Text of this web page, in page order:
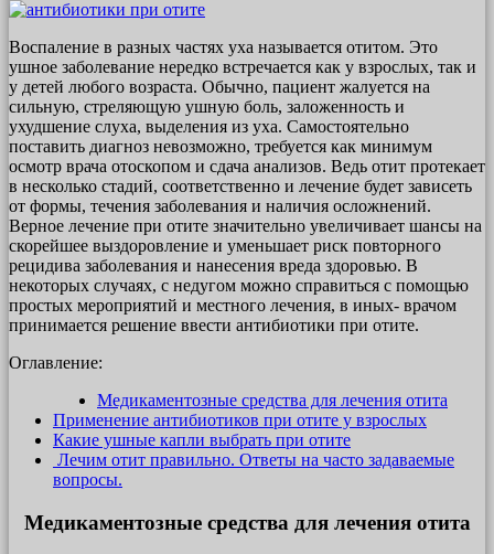
Воспаление в разных частях уха называется отитом. Это
ушное заболевание нередко встречается как у взрослых, так и
у детей любого возраста. Обычно, пациент жалуется на
сильную, стреляющую ушную боль, заложенность и
ухудшение слуха, выделения из уха. Самостоятельно
поставить диагноз невозможно, требуется как минимум
осмотр врача отоскопом и сдача анализов. Ведь отит протекает
в несколько стадий, соответственно и лечение будет зависеть
от формы, течения заболевания и наличия осложнений.
Верное лечение при отите значительно увеличивает шансы на
скорейшее выздоровление и уменьшает риск повторного
рецидива заболевания и нанесения вреда здоровью. В
некоторых случаях, с недугом можно справиться с помощью
простых мероприятий и местного лечения, в иных- врачом
принимается решение ввести антибиотики при отите.
Оглавление:
Медикаментозные средства для лечения отита
Применение антибиотиков при отите у взрослых
Какие ушные капли выбрать при отите
Лечим отит правильно. Ответы на часто задаваемые
вопросы.
Медикаментозные средства для лечения отита